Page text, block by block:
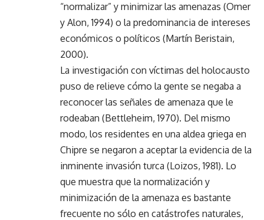
“normalizar” y minimizar las amenazas (Omer
y Alon, 1994) o la predominancia de intereses
económicos o políticos (Martín Beristain,
2000).
La investigación con víctimas del holocausto
puso de relieve cómo la gente se negaba a
reconocer las señales de amenaza que le
rodeaban (Bettleheim, 1970). Del mismo
modo, los residentes en una aldea griega en
Chipre se negaron a aceptar la evidencia de la
inminente invasión turca (Loizos, 1981). Lo
que muestra que la normalización y
minimización de la amenaza es bastante
frecuente no sólo en catástrofes naturales,